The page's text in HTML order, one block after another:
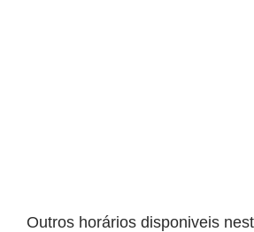
Outros horários disponiveis